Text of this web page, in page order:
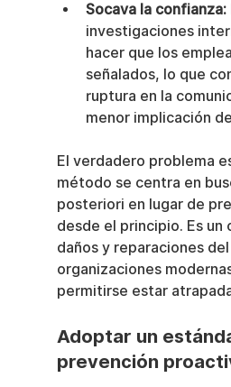
Socava la confianza:
investigaciones
hacer que los
señalados, lo que
ruptura en la
menor implicación
El verdadero problema
método se centra en
posteriori en lugar de
desde el principio. Es un
daños y reparaciones
organizaciones
permitirse estar
Adoptar un
prevención